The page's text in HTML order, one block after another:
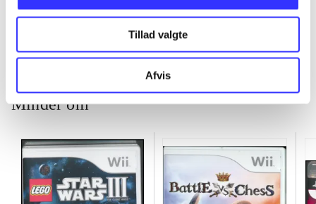
Tillad valgte
Afvis
Minder om